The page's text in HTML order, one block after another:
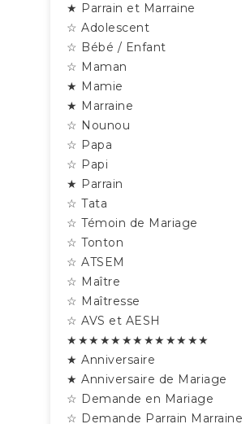
★ Parrain et Marraine
☆ Adolescent
☆ Bébé / Enfant
☆ Maman
★ Mamie
★ Marraine
☆ Nounou
☆ Papa
☆ Papi
★ Parrain
☆ Tata
☆ Témoin de Mariage
☆ Tonton
☆ ATSEM
☆ Maître
☆ Maîtresse
☆ AVS et AESH
★★★★★★★★★★★★★
★ Anniversaire
★ Anniversaire de Mariage
☆ Demande en Mariage
☆ Demande Parrain Marraine